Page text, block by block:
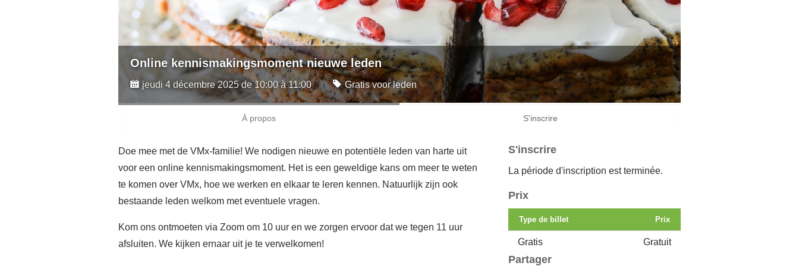
Online kennismakingsmoment nieuwe leden
jeudi 4 décembre 2025 de 10:00 à 11:00 Gratis voor leden
À propos S'inscrire
Doe mee met de VMx-familie! We nodigen nieuwe en potentiële leden van harte uit
voor een online kennismakingsmoment. Het is een geweldige kans om meer te weten
te komen over VMx, hoe we werken en elkaar te leren kennen. Natuurlijk zijn ook
bestaande leden welkom met eventuele vragen.
Kom ons ontmoeten via Zoom om 10 uur en we zorgen ervoor dat we tegen 11 uur
afsluiten. We kijken ernaar uit je te verwelkomen!
S'inscrire
La période d'inscription est terminée.
Prix
Type de billet Prix
Gratis Gratuit
Partager